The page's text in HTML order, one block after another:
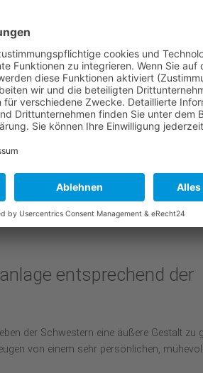
Grundsteinweihe am 28. April 1963
Christi-Kapelle in der KZ-Gedenkstätte,
getan war. Ohne sein unermüdliches
mit Kardinal Julius Döpfner den Antrag
Anschluß an das ehemalige KZ, Gelände ein
religiöses, sondern auch um ein nationales
auch von Ausländern ...“
entsprechend der
der Schwestern eine äußere Gestalt zu
von einem sehr persönlichen,